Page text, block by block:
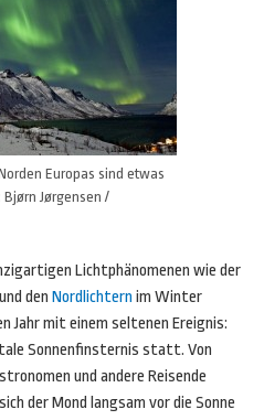
Europas sind etwas
Jørgensen /
Lichtphänomenen wie der
den Nordlichtern im Winter
Jahr mit einem seltenen Ereignis:
Sonnenfinsternis statt. Von
und andere Reisende
der Mond langsam vor die Sonne